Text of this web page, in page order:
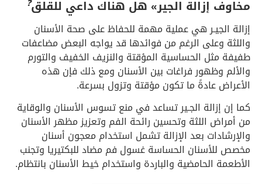
مخاوف إزالة الجير» هل هناك داعي للقلق
إزالة الجيـر هي عملية مهمة للحفاظ على صحة الأسنان
واللثة وعلى الرغم من فوائدها قد يواجه البعض مضاعفات
طفيفة مثل الحساسية المؤقتة والنزيف الخفيف والتورم
والألم وظهور فراغات بين الأسنان ومع ذلك فإن هذه
الأعراض عادةً ما تكون مؤقتة وتزول بسرعة.
كما إن إزالة الجـير تساعد في منع تسوس الأسنان والوقاية
من أمراض اللثة وتحسين رائحة الفم وتعزيز مظهر الأسنان
والإرشادات بعد الإزالة تشمل استخدام معجون أسنان
مخصص للأسنان الحساسة غسول فم مضاد للبكتيريا وتجنب
الأطعمة الحامضية والباردة واستخدام خيط الأسنان بانتظام.